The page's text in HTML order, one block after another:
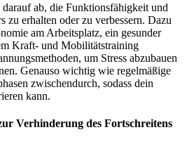
ab, die Funktionsfähigkeit und
zu erhalten oder zu verbessern. Dazu
am Arbeitsplatz, ein gesunder
Kraft- und Mobilitätstraining
um Stress abzubauen
Genauso wichtig wie regelmäßige
zwischendurch, sodass dein
kann.
Verhinderung des Fortschreitens